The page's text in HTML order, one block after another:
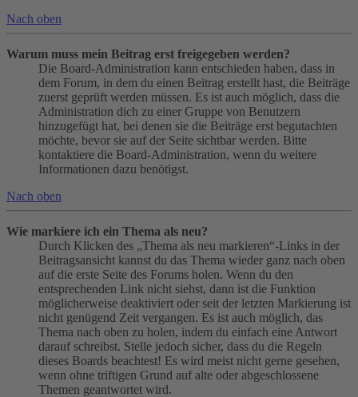
Nach oben
Warum muss mein Beitrag erst freigegeben werden?
Die Board-Administration kann entschieden haben, dass in
dem Forum, in dem du einen Beitrag erstellt hast, die Beiträge
zuerst geprüft werden müssen. Es ist auch möglich, dass die
Administration dich zu einer Gruppe von Benutzern
hinzugefügt hat, bei denen sie die Beiträge erst begutachten
möchte, bevor sie auf der Seite sichtbar werden. Bitte
kontaktiere die Board-Administration, wenn du weitere
Informationen dazu benötigst.
Nach oben
Wie markiere ich ein Thema als neu?
Durch Klicken des „Thema als neu markieren“-Links in der
Beitragsansicht kannst du das Thema wieder ganz nach oben
auf die erste Seite des Forums holen. Wenn du den
entsprechenden Link nicht siehst, dann ist die Funktion
möglicherweise deaktiviert oder seit der letzten Markierung ist
nicht genügend Zeit vergangen. Es ist auch möglich, das
Thema nach oben zu holen, indem du einfach eine Antwort
darauf schreibst. Stelle jedoch sicher, dass du die Regeln
dieses Boards beachtest! Es wird meist nicht gerne gesehen,
wenn ohne triftigen Grund auf alte oder abgeschlossene
Themen geantwortet wird.